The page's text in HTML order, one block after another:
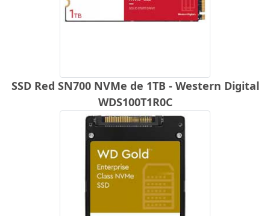
SSD Red SN700 NVMe de 1TB - Western Digital
WDS100T1R0C